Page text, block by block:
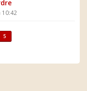
10:42
5